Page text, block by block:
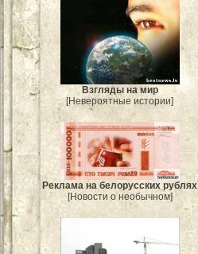
Взгляды на мир
[Невероятные истории]
Реклама на белорусских рублях
[Новости о необычном]